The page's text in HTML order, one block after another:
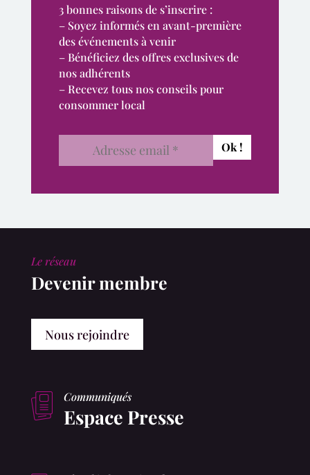
3 bonnes raisons de s’inscrire :
– Soyez informés en avant-première
des événements à venir
– Bénéficiez des offres exclusives de
nos adhérents
– Recevez tous nos conseils pour
consommer local
Le réseau
Devenir membre
Nous rejoindre
Communiqués
Espace Presse